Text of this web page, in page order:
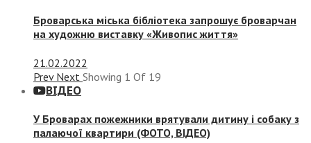
Броварська міська бібліотека запрошує броварчан
на художню виставку «Живопис життя»
21.02.2022
Prev Next Showing 1 Of 19
ВІДЕО
У Броварах пожежники врятували дитину і собаку з
палаючої квартири (ФОТО, ВІДЕО)